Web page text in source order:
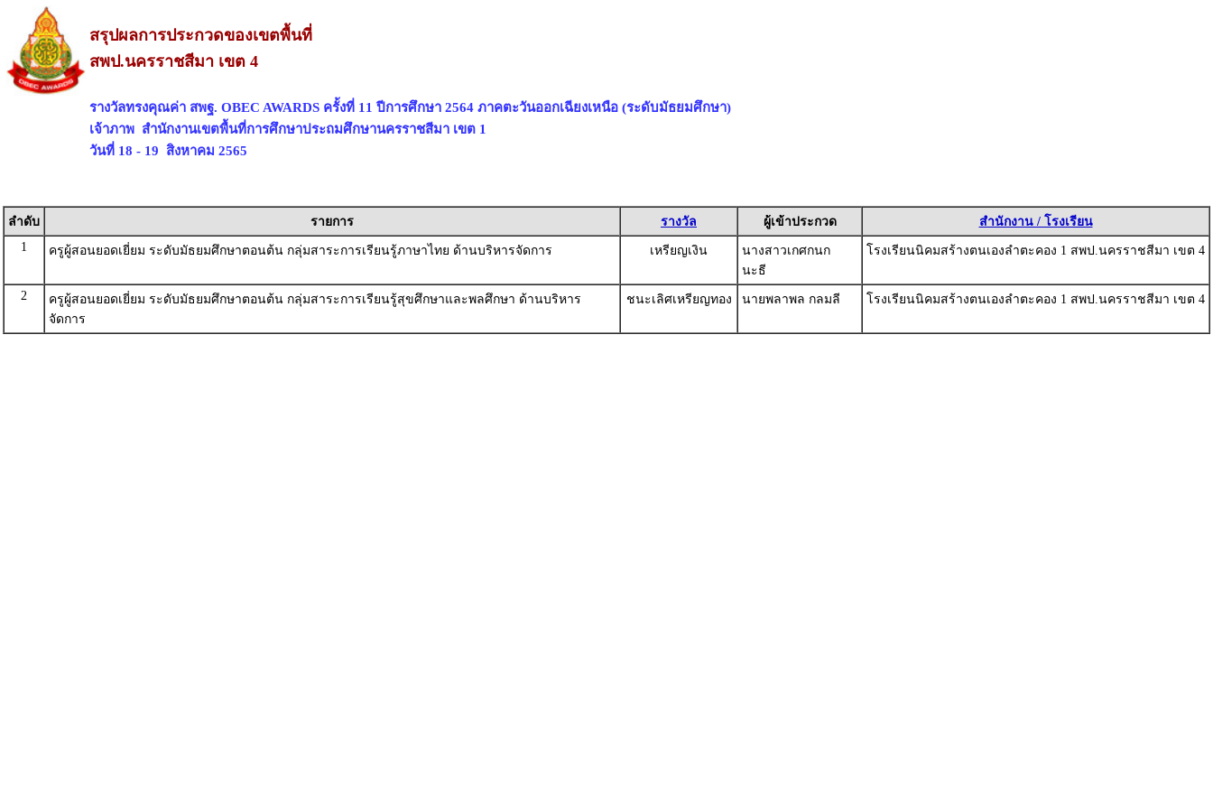
สรุปผลการประกวดของเขตพื้นที่
สพป.นครราชสีมา เขต 4
รางวัลทรงคุณค่า สพฐ. OBEC AWARDS ครั้งที่ 11 ปีการศึกษา 2564 ภาคตะวันออกเฉียงเหนือ (ระดับมัธยมศึกษา)
เจ้าภาพ สำนักงานเขตพื้นที่การศึกษาประถมศึกษานครราชสีมา เขต 1
วันที่ 18 - 19 สิงหาคม 2565
ลำดับ รายการ รางวัล ผู้เข้าประกวด
สำนักงาน / โรงเรียน
1
ครูผู้สอนยอดเยี่ยม ระดับมัธยมศึกษาตอนต้น กลุ่มสาระการเรียนรู้ภาษาไทย ด้านบริหารจัดการ เหรียญเงิน
นางสาวเกศกนก
นะธี
โรงเรียนนิคมสร้างตนเองลำตะคอง 1 สพป.นครราชสีมา เขต 4
2
ครูผู้สอนยอดเยี่ยม ระดับมัธยมศึกษาตอนต้น กลุ่มสาระการเรียนรู้สุขศึกษาและพลศึกษา ด้านบริหาร
จัดการ
ชนะเลิศเหรียญทอง นายพลาพล กลมลี โรงเรียนนิคมสร้างตนเองลำตะคอง 1 สพป.นครราชสีมา เขต 4